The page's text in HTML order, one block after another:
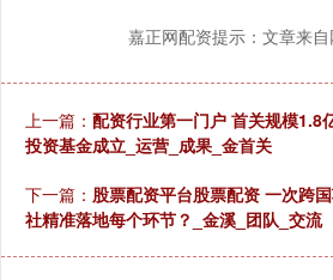
嘉正网配资提示：文章来自
上一篇： 配资行业第一门户 首关规模1.8
投资基金成立_运营_成果_金首关
下一篇： 股票配资平台股票配资 一次跨
社精准落地每个环节？_金溪_团队_交流